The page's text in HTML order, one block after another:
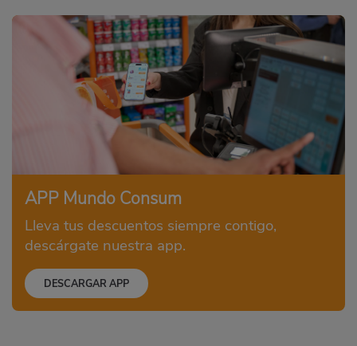
APP Mundo Consum
Lleva tus descuentos siempre contigo,
descárgate nuestra app.
DESCARGAR APP